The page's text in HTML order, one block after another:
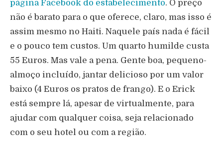
página Facebook do estabelecimento. O preço
não é barato para o que oferece, claro, mas isso é
assim mesmo no Haiti. Naquele país nada é fácil
e o pouco tem custos. Um quarto humilde custa
55 Euros. Mas vale a pena. Gente boa, pequeno-
almoço incluído, jantar delicioso por um valor
baixo (4 Euros os pratos de frango). E o Erick
está sempre lá, apesar de virtualmente, para
ajudar com qualquer coisa, seja relacionado
com o seu hotel ou com a região.